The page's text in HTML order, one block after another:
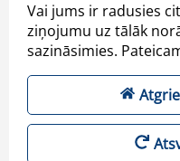
Vai jums ir radusies
ziņojumu uz tālāk
sazināsimies.